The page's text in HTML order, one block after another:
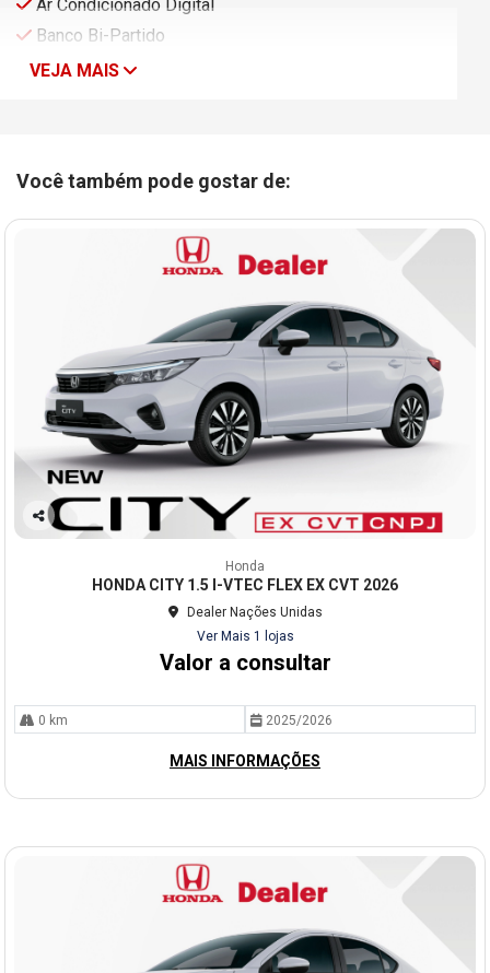
Ar Condicionado Digital
Banco Bi-Partido
VEJA MAIS
Você também pode gostar de:
Co
Honda
HONDA CITY 1.5 I-VTEC FLEX EX CVT 2026
Dealer Nações Unidas
Ver Mais 1 lojas
Valor a consultar
0 km 2025/2026
MAIS INFORMAÇÕES